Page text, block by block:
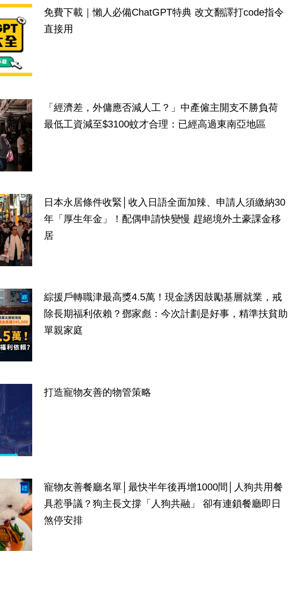
免費下載｜懶人必備ChatGPT特典 改文翻譯打code指令
直接用
「經濟差，外傭應否減人工？」中產僱主開支不勝負荷
最低工資減至$3100蚊才合理：已經高過東南亞地區
日本永居條件收緊│收入日語全面加辣、申請人須繳納30
年「厚生年金」！配偶申請快變慢 趕絕境外土豪課金移
居
綜援戶轉職津最高獎4.5萬！現金誘因鼓勵基層就業，戒
除長期福利依賴？鄧家彪：今次計劃是好事，精準扶貧助
單親家庭
打造寵物友善的物管策略
寵物友善餐廳名單│最快半年後再增1000間│人狗共用餐
具惹爭議？狗主長文撐「人狗共融」 卻有連鎖餐廳即日
煞停安排